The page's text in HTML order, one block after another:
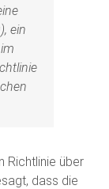
ein
Richtlinie über
dass die